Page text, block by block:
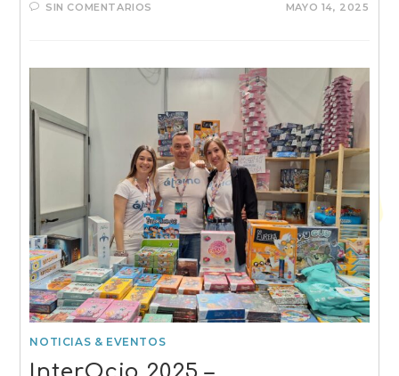
SIN COMENTARIOS MAYO 14, 2025
NOTICIAS & EVENTOS